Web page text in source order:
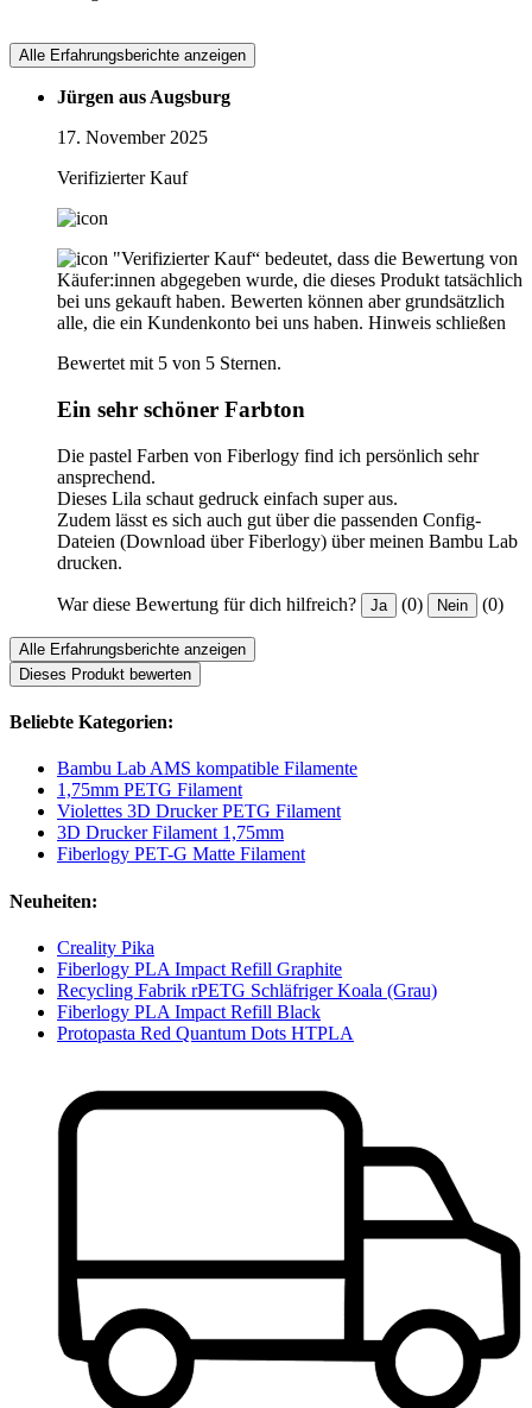
Alle Erfahrungsberichte anzeigen
Jürgen aus Augsburg
17. November 2025
Verifizierter Kauf
"Verifizierter Kauf“ bedeutet, dass die Bewertung von
Käufer:innen abgegeben wurde, die dieses Produkt tatsächlich
bei uns gekauft haben. Bewerten können aber grundsätzlich
alle, die ein Kundenkonto bei uns haben. Hinweis schließen
Bewertet mit 5 von 5 Sternen.
Ein sehr schöner Farbton
Die pastel Farben von Fiberlogy find ich persönlich sehr
ansprechend.
Dieses Lila schaut gedruck einfach super aus.
Zudem lässt es sich auch gut über die passenden Config-
Dateien (Download über Fiberlogy) über meinen Bambu Lab
drucken.
War diese Bewertung für dich hilfreich? Ja (0) Nein (0)
Alle Erfahrungsberichte anzeigen
Dieses Produkt bewerten
Beliebte Kategorien:
Bambu Lab AMS kompatible Filamente
1,75mm PETG Filament
Violettes 3D Drucker PETG Filament
3D Drucker Filament 1,75mm
Fiberlogy PET-G Matte Filament
Neuheiten:
Creality Pika
Fiberlogy PLA Impact Refill Graphite
Recycling Fabrik rPETG Schläfriger Koala (Grau)
Fiberlogy PLA Impact Refill Black
Protopasta Red Quantum Dots HTPLA